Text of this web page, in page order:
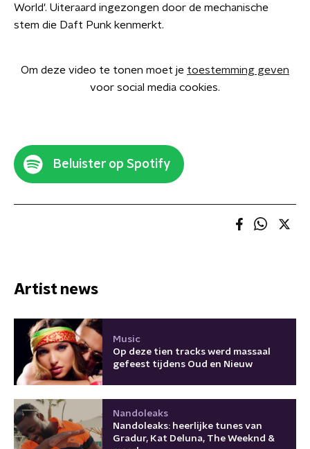
World'. Uiteraard ingezongen door de mechanische
stem die Daft Punk kenmerkt.
Om deze video te tonen moet je toestemming geven
voor social media cookies.
Beluister op Spotify
Artist news
Music
Op deze tien tracks werd massaal
gefeest tijdens Oud en Nieuw
Nandoleaks
Nandoleaks: heerlijke tunes van
Gradur, Kat Deluna, The Weeknd &